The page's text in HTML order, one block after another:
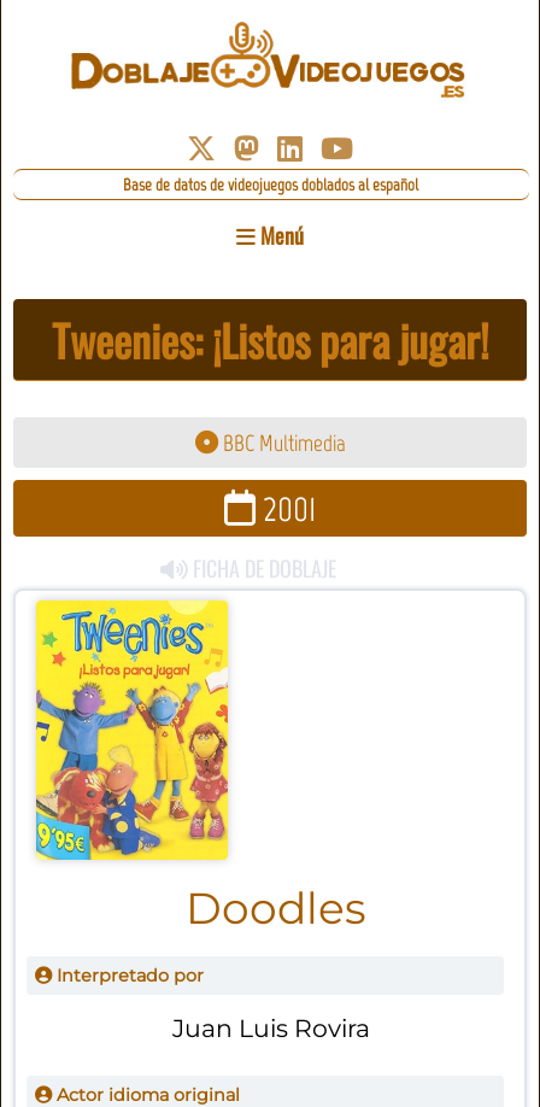
Base de datos de videojuegos doblados al español
Menú
Tweenies: ¡Listos para jugar!
BBC Multimedia
2001
FICHA DE DOBLAJE
Doodles
Interpretado por
Juan Luis Rovira
Actor idioma original